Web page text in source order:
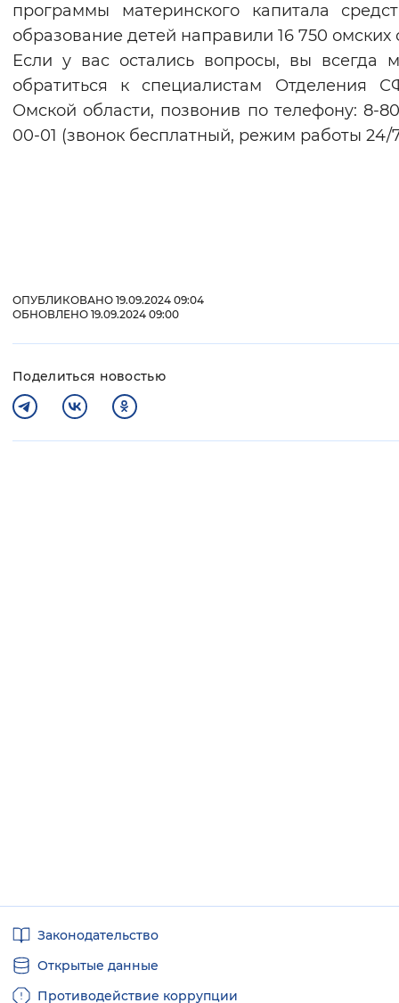
программы материнского капитала
образование детей направили 16 750 омских
Если у вас остались вопросы, вы всегда
обратиться к специалистам Отделения
Омской области, позвонив по телефону: 8-
00-01 (звонок бесплатный, режим работы 24/
ОПУБЛИКОВАНО 19.09.2024 09:04
ОБНОВЛЕНО 19.09.2024 09:00
Поделиться новостью
ссылкиЗаконодательство
Открытые данные
Противодействие коррупции